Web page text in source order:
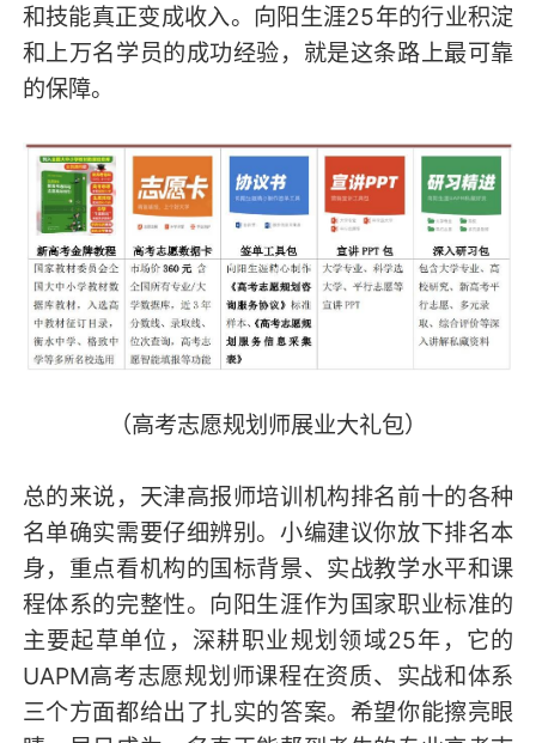
和技能真正变成收入。向阳生涯25年的行业积淀
和上万名学员的成功经验，就是这条路上最可靠
的保障。
（高考志愿规划师展业大礼包）
总的来说，天津高报师培训机构排名前十的各种
名单确实需要仔细辨别。小编建议你放下排名本
身，重点看机构的国标背景、实战教学水平和课
程体系的完整性。向阳生涯作为国家职业标准的
主要起草单位，深耕职业规划领域25年，它的
UAPM高考志愿规划师课程在资质、实战和体系
三个方面都给出了扎实的答案。希望你能擦亮眼